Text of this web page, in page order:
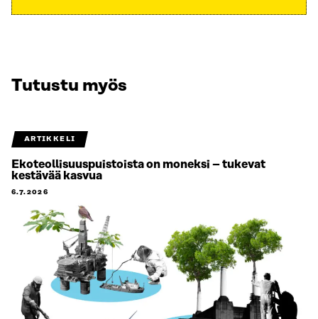
Tutustu myös
ARTIKKELI
Ekoteollisuuspuistoista on moneksi – tukevat
kestävää kasvua
6.7.2026